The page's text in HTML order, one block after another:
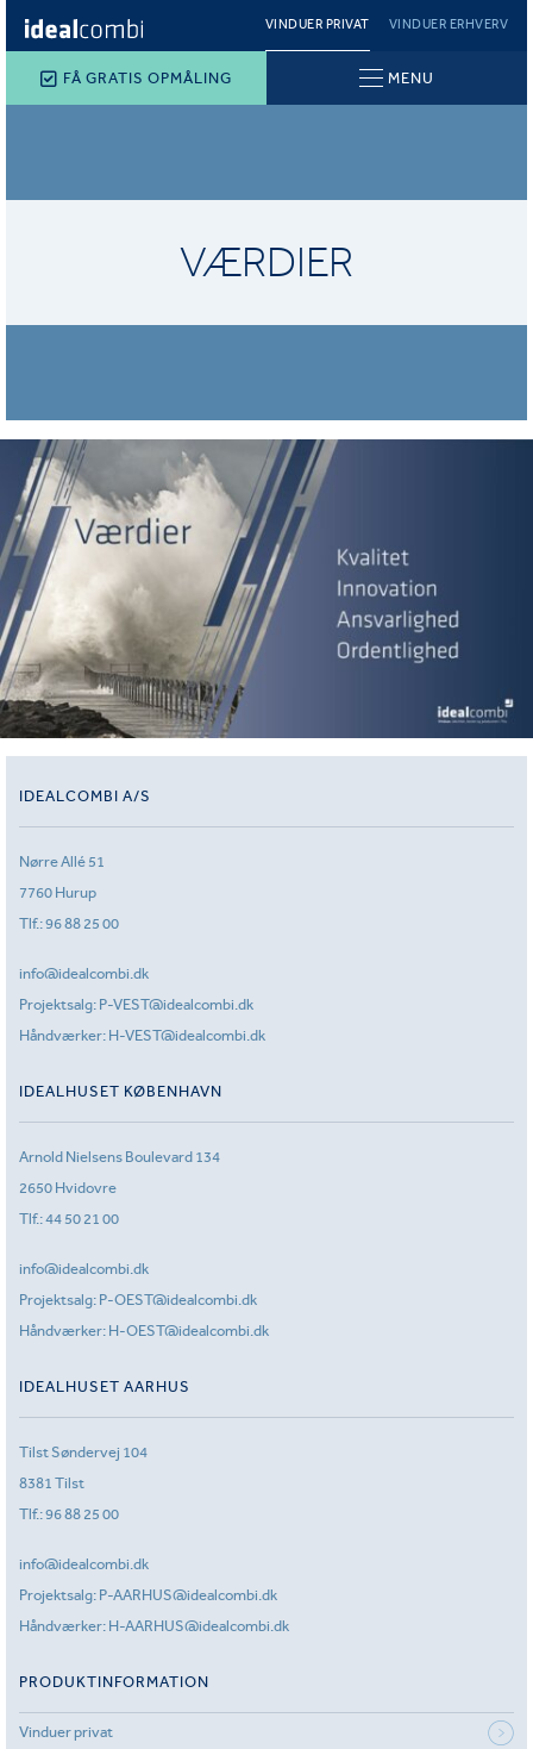
VINDUER PRIVAT VINDUER ERHVERV
FÅ GRATIS OPMÅLING MENU
VÆRDIER
IDEALCOMBI A/S
Nørre Allé 51
7760 Hurup
Tlf.:96 88 25 00
info@idealcombi.dk
Projektsalg: P-VEST@idealcombi.dk
Håndværker: H-VEST@idealcombi.dk
IDEALHUSET KØBENHAVN
Arnold Nielsens Boulevard 134
2650 Hvidovre
Tlf.:44 50 21 00
info@idealcombi.dk
Projektsalg: P-OEST@idealcombi.dk
Håndværker: H-OEST@idealcombi.dk
IDEALHUSET AARHUS
Tilst Søndervej 104
8381 Tilst
Tlf.:96 88 25 00
info@idealcombi.dk
Projektsalg: P-AARHUS@idealcombi.dk
Håndværker: H-AARHUS@idealcombi.dk
PRODUKTINFORMATION
Vinduer privat